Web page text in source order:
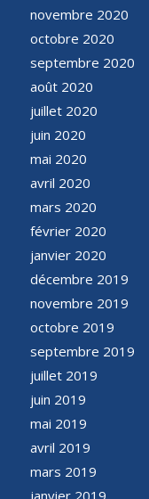
novembre 2020
octobre 2020
septembre 2020
août 2020
juillet 2020
juin 2020
mai 2020
avril 2020
mars 2020
février 2020
janvier 2020
décembre 2019
novembre 2019
octobre 2019
septembre 2019
juillet 2019
juin 2019
mai 2019
avril 2019
mars 2019
janvier 2019